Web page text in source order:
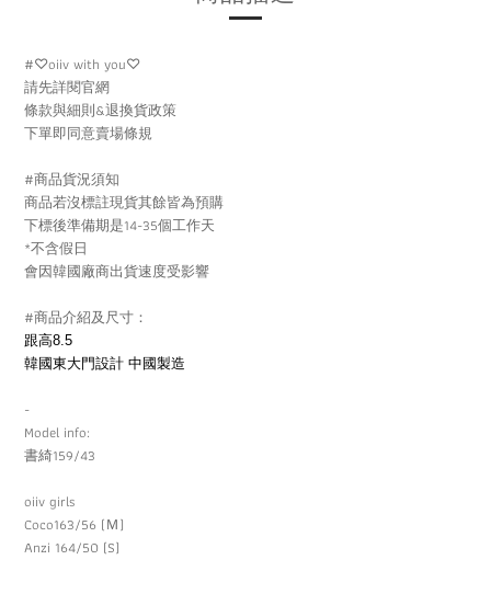
#♡oiiv with you♡
請先詳閱官網
條款與細則&退換貨政策
下單即同意賣場條規
#商品貨況須知
商品若沒標註現貨其餘皆為預購
下標後準備期是14-35個工作天
*不含假日
會因韓國廠商出貨速度受影響
#商品介紹及尺寸：
跟高8.5
韓國東大門設計 中國製造
-
Model info:
書綺159/43
oiiv girls
Coco163/56 (Ｍ)
Anzi 164/50 (S)